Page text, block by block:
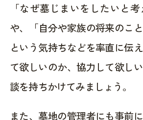
「なぜ墓じまいをしたいと考
や、「自分や家族の将来のこ
という気持ちなどを率直に伝
て欲しいのか、協力して欲し
談を持ちかけてみましょう。
また、墓地の管理者にも事前